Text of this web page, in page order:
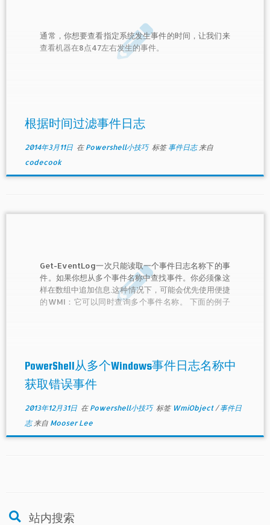
通常，你想要查看指定系统发生事件的时间，让我们来
查看机器在8点47左右发生的事件。
根据时间过滤事件日志
2014年3月11日在 Powershell小技巧 标签事件日志来自
codecook
Get-EventLog一次只能读取一个事件日志名称下的事
件。如果你想从多个事件名称中查找事件。你必须像这
样在数组中追加信息.这种情况下，可能会优先使用便捷
的WMI：它可以同时查询多个事件名称。 下面的例子
PowerShell从多个Windows事件日志名称中
获取错误事件
2013年12月31日在 Powershell小技巧 标签 WmiObject/事件日
志来自 Mooser Lee
站内搜索